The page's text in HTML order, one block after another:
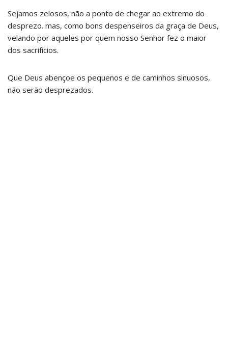
Sejamos zelosos, não a ponto de chegar ao extremo do
desprezo. mas, como bons despenseiros da graça de Deus,
velando por aqueles por quem nosso Senhor fez o maior
dos sacrifícios.
Que Deus abençoe os pequenos e de caminhos sinuosos,
não serão desprezados.